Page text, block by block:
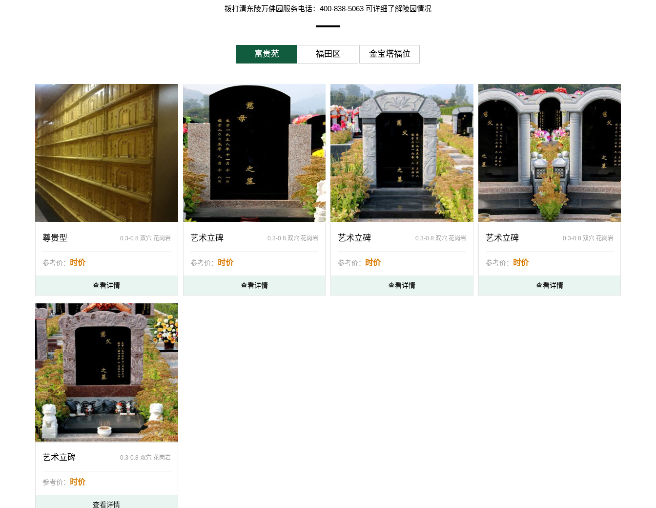
万佛园工程一期占地448亩，目前完成投资近12亿元人民币，园区采用全仿古式建筑，寻求与世界文化遗产地
墓碑设计制作服务、特色落葬服务、代客祭扫服务、网上祭扫服务、祭奠商品服务等全方位的一条龙服务。
拨打清东陵万佛园服务电话：400-838-5063 可详细了解陵园情况
富贵苑 福田区 金宝塔福位
尊贵型 0.3-0.8 双穴 花岗岩
参考价： 时价
查看详情
艺术立碑 0.3-0.8 双穴 花岗岩
参考价： 时价
查看详情
艺术立碑 0.3-0.8 双穴 花岗岩
参考价： 时价
查看详情
艺术立碑 0.3-0.8 双穴 花岗岩
参考价： 时价
查看详情
艺术立碑 0.3-0.8 双穴 花岗岩
参考价： 时价
查看详情